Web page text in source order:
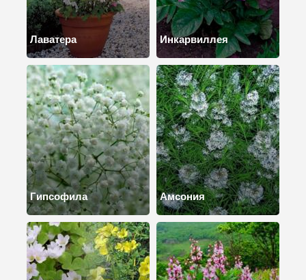
Лаватера Инкарвиллея
Гипсофила Амсония